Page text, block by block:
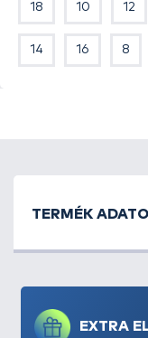
Kínálatunkban
18 10 12
14 16 8
EXTRA
TERMÉK